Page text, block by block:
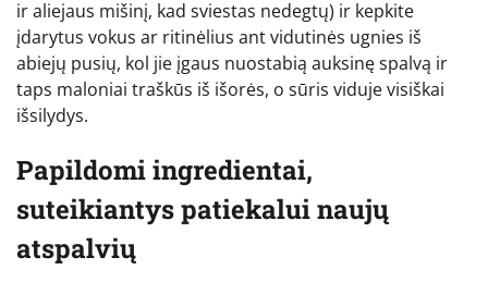
ir aliejaus mišinį, kad sviestas nedegtų) ir kepkite
įdarytus vokus ar ritinėlius ant vidutinės ugnies iš
abiejų pusių, kol jie įgaus nuostabią auksinę spalvą ir
taps maloniai traškūs iš išorės, o sūris viduje visiškai
išsilydys.
Papildomi ingredientai,
suteikiantys patiekalui naujų
atspalvių